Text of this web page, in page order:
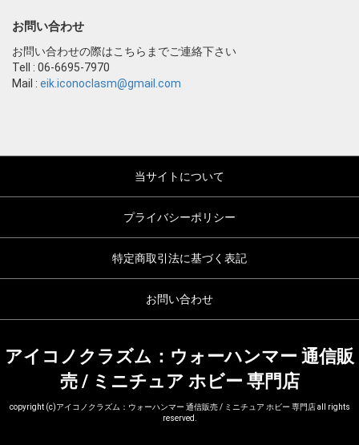
お問い合わせ
お問い合わせの際はこちらまでご連絡下さい
Tell : 06-6695-7970
Mail : eik.iconoclasm@gmail.com
当サイトについて
プライバシーポリシー
特定商取引法に基づく表記
お問い合わせ
アイコノクラズム：ウォーハンマー 通信販
売 / ミニチュア ホビー 専門店
copyright (c)アイコノクラズム：ウォーハンマー 通信販売 / ミニチュア ホビー 専門店 all rights
reserved.